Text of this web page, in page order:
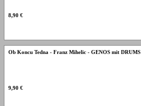
8,90 €
Ob Koncu Tedna - Franz Mihelic - GENOS mit DRUMS
9,90 €